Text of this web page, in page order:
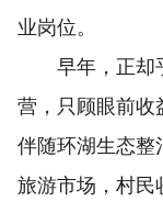
业岗位。
早年，正却乎
营，只顾眼前收
伴随环湖生态整
旅游市场，村民